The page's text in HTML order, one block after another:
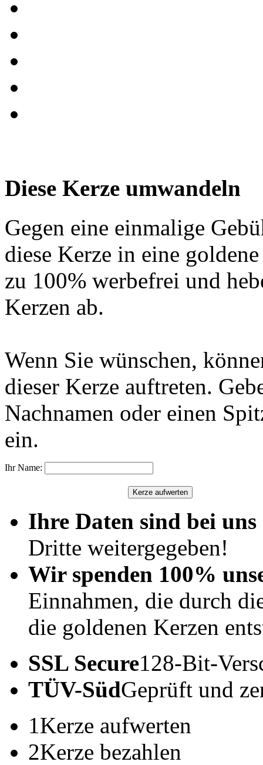
Diese Kerze umwandeln
Gegen eine einmalige
diese Kerze in eine
zu 100% werbefrei und
Kerzen ab.
Wenn Sie wünschen,
dieser Kerze auftreten.
Nachnamen oder einen
ein.
Ihr Name:
Ihre Daten sind bei uns
Dritte weitergegeben!
Wir spenden 100%
Einnahmen, die durch
die goldenen Kerzen
SSL Secure128-Bit-
TÜV-SüdGeprüft und
1Kerze aufwerten
2Kerze bezahlen